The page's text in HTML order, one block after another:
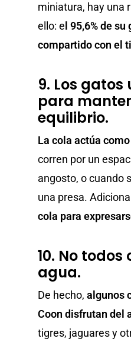
miniatura, hay una
ello: e l 95,6% de
compartido con el
9. Los gatos
para
equilibrio.
La cola actúa
corren por un
angosto, o cuando
una presa.
cola para
10. No todos
agua.
De hecho, algunos
Coon disfrutan del
tigres, jaguares y